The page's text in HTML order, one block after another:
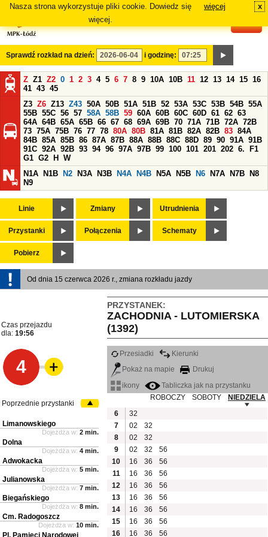
Nasza strona wykorzystuje pliki cookie. Dowiedz się
więcej.
więcej x
Sprawdź rozkład na dzień: i godzinę:
Z Z1 Z2 0 1 2 3 4 5 6 7 8 9 10A 10B 11 12 13 14 15 16
41 43 45
Z3 Z6 Z13 Z43 50A 50B 51A 51B 52 53A 53C 53B 54B 55A
55B 55C 56 57 58A 58B 59 60A 60B 60C 60D 61 62 63
64A 64B 65A 65B 66 67 68 69A 69B 70 71A 71B 72A 72B
73 75A 75B 76 77 78 80A 80B 81A 81B 82A 82B 83 84A
84B 85A 85B 86 87A 87B 88A 88B 88C 88D 89 90 91A 91B
91C 92A 92B 93 94 96 97A 97B 99 100 101 201 202 6.
F1
G1 G2 H
W
N1A
N1B N2 N3A N3B N4A N4B N5A N5B N6 N7A N7B
N8
N9
Linie Zmiany Utrudnienia
Przystanki Połączenia Schematy
Pobierz
Od dnia 15 czerwca 2026 r., zmiana rozkładu jazdy
PRZYSTANEK:
ZACHODNIA - LUTOMIERSKA
(1392)
Czas przejazdu
dla: 19:56
4
Przesiadki
Kierunki
Pokaż na mapie
Drukuj
ikony
Tabliczka jak na przystanku
ROBOCZY
SOBOTY
NIEDZIELA
6
32
7
02
32
8
02
32
9
02 32
56
10
16 36
56
11
16 36
56
12
16 36
56
13
16 36
56
14
16 36
56
15
16 36
56
16
16 36 56
Poprzednie przystanki
Limanowskiego
Dojeżdża w: 2 min.
Dolna
Dojeżdża w: 4 min.
Adwokacka
Dojeżdża w: 5 min.
Julianowska
Dojeżdża w: 7 min.
Biegańskiego
Dojeżdża w: 8 min.
Cm. Radogoszcz
Dojeżdża w: 10 min.
Pl. Pamięci Narodowej